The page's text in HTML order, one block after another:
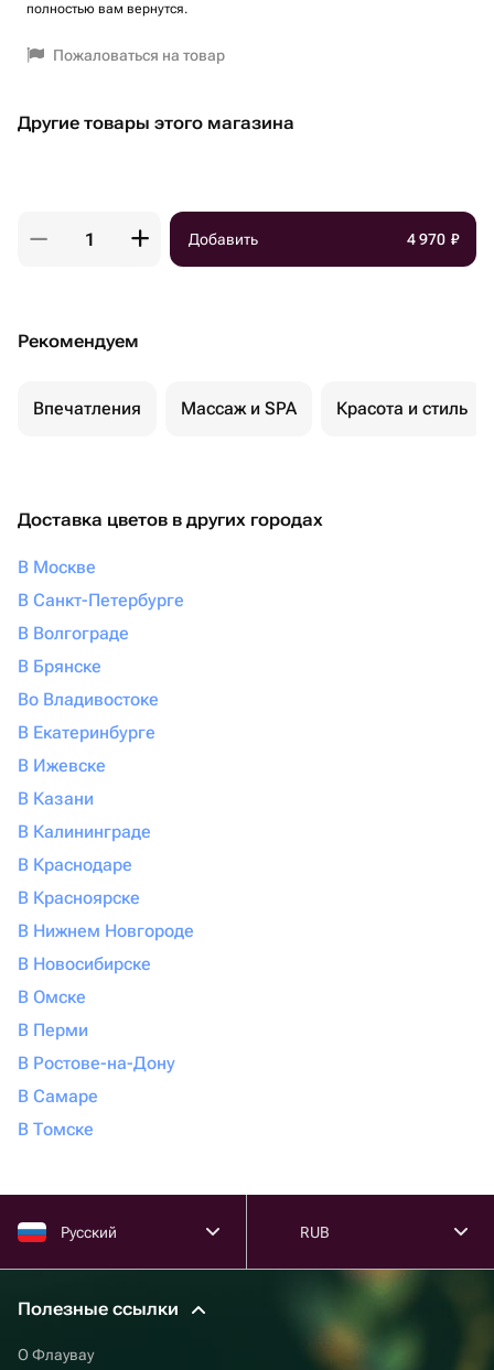
полностью вам вернутся.
Пожаловаться на товар
Другие товары этого магазина
Добавить 4 970 ₽
Рекомендуем
Впечатления Массаж и SPA Красота и стиль
Доставка цветов в других городах
В Москве
В Санкт-Петербурге
В Волгограде
В Брянске
Во Владивостоке
В Екатеринбурге
В Ижевске
В Казани
В Калининграде
В Краснодаре
В Красноярске
В Нижнем Новгороде
В Новосибирске
В Омске
В Перми
В Ростове-на-Дону
В Самаре
В Томске
Русский RUB
Полезные ссылки
О Флаувау